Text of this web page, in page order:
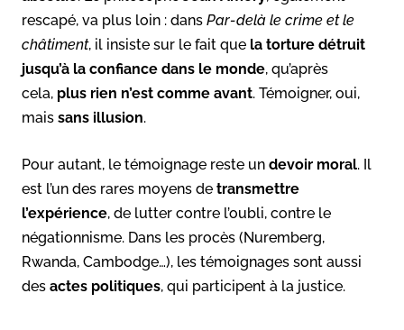
rescapé, va plus loin : dans Par-delà le crime et le
châtiment, il insiste sur le fait que la torture détruit
jusqu’à la confiance dans le monde, qu’après
cela, plus rien n’est comme avant. Témoigner, oui,
mais sans illusion.
Pour autant, le témoignage reste un devoir moral. Il
est l’un des rares moyens de transmettre
l’expérience, de lutter contre l’oubli, contre le
négationnisme. Dans les procès (Nuremberg,
Rwanda, Cambodge…), les témoignages sont aussi
des actes politiques, qui participent à la justice.